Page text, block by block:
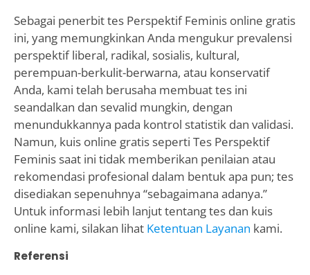
Sebagai penerbit tes Perspektif Feminis online gratis
ini, yang memungkinkan Anda mengukur prevalensi
perspektif liberal, radikal, sosialis, kultural,
perempuan-berkulit-berwarna, atau konservatif
Anda, kami telah berusaha membuat tes ini
seandalkan dan sevalid mungkin, dengan
menundukkannya pada kontrol statistik dan validasi.
Namun, kuis online gratis seperti Tes Perspektif
Feminis saat ini tidak memberikan penilaian atau
rekomendasi profesional dalam bentuk apa pun; tes
disediakan sepenuhnya “sebagaimana adanya.”
Untuk informasi lebih lanjut tentang tes dan kuis
online kami, silakan lihat Ketentuan Layanan kami.
Referensi